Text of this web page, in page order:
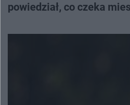
powiedział, co czeka